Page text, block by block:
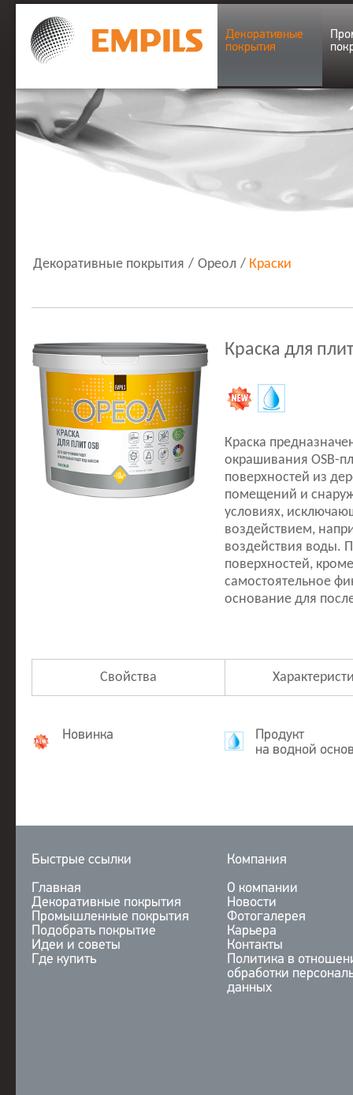
Декоративные
покрытия
Декоративные покрытия / Ореол / Краски
Краска для
Краска
окрашивания OSB-
поверхностей из
помещений и
условиях,
воздействием,
воздействия воды.
поверхностей,
самостоятельное
основание для
Свойства
Новинка
Продукт
на водной
Быстрые ссылки
Главная
Декоративные покрытия
Промышленные покрытия
Подобрать покрытие
Идеи и советы
Где купить
Компания
О компании
Новости
Фотогалерея
Карьера
Контакты
Политика в
обработки
данных